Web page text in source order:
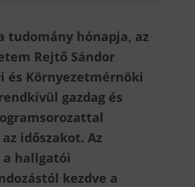
tudomány hónapja, az
Rejtő Sándor
és Környezetmérnöki
gazdag és
időszakot. Az
a hallgatói
kezdve a